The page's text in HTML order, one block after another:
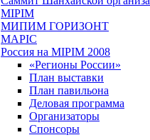
MIPIM
МИПИМ ГОРИЗОНТ
MAPIC
Россия на MIPIM 2008
«Регионы России»
План выставки
План павильона
Деловая программа
Организаторы
Спонсоры